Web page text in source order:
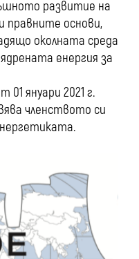
развитие на
правните основи,
околната среда
енергия за
01 януари 2021 г.
членството си